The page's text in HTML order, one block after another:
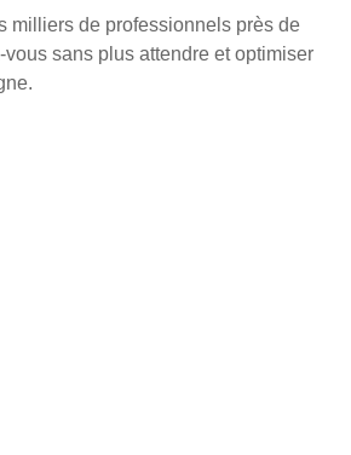
milliers de professionnels près de
sans plus attendre et optimiser